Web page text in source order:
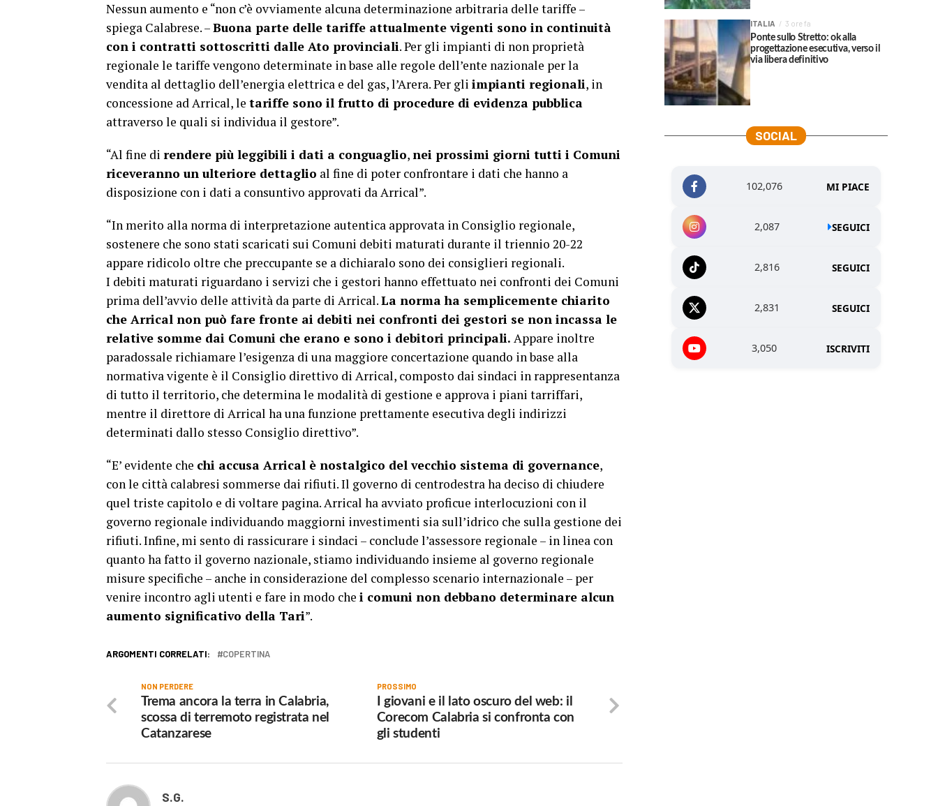
Nessun aumento e “non c’è ovviamente alcuna determinazione arbitraria delle tariffe –
spiega Calabrese. –Buona parte delle tariffe attualmente vigenti sono in continuità
con i contratti sottoscritti dalle Ato provinciali. Per gli impianti di non proprietà
regionale le tariffe vengono determinate in base alle regole dell’ente nazionale per la
vendita al dettaglio dell’energia elettrica e del gas, l’Arera. Per gli impianti regionali, in
concessione ad Arrical, le tariffe sono il frutto di procedure di evidenza pubblica
attraverso le quali si individua il gestore”.
“Al fine di rendere più leggibili i dati a conguaglio,nei prossimi giorni tutti i Comuni
riceveranno un ulteriore dettaglio al fine di poter confrontare i dati che hanno a
disposizione con i dati a consuntivo approvati da Arrical”.
“In merito alla norma di interpretazione autentica approvata in Consiglio regionale,
sostenere che sono stati scaricati sui Comuni debiti maturati durante il triennio 20-22
appare ridicolo oltre che preccupante se a dichiaralo sono dei consiglieri regionali.
I debiti maturati riguardano i servizi che i gestori hanno effettuato nei confronti dei Comuni
prima dell’avvio delle attività da parte di Arrical.La norma ha semplicemente chiarito
che Arrical non può fare fronte ai debiti nei confronti dei gestori se non incassa le
relative somme dai Comuni che erano e sono i debitori principali. Appare inoltre
paradossale richiamare l’esigenza di una maggiore concertazione quando in base alla
normativa vigente è il Consiglio direttivo di Arrical, composto dai sindaci in rappresentanza
di tutto il territorio, che determina le modalità di gestione e approva i piani tarriffari,
mentre il direttore di Arrical ha una funzione prettamente esecutiva degli indirizzi
determinati dallo stesso Consiglio direttivo”.
“E’ evidente che chi accusa Arrical è nostalgico del vecchio sistema di governance,
con le città calabresi sommerse dai rifiuti. Il governo di centrodestra ha deciso di chiudere
quel triste capitolo e di voltare pagina. Arrical ha avviato proficue interlocuzioni con il
governo regionale individuando maggiorni investimenti sia sull’idrico che sulla gestione dei
rifiuti. Infine, mi sento di rassicurare i sindaci – conclude l’assessore regionale – in linea con
quanto ha fatto il governo nazionale, stiamo individuando insieme al governo regionale
misure specifiche – anche in considerazione del complesso scenario internazionale – per
venire incontro agli utenti e fare in modo che i comuni non debbano determinare alcun
aumento significativo della Tari”.
ARGOMENTI CORRELATI: COPERTINA
PROSSIMO
I giovani e il lato oscuro del web: il
Corecom Calabria si confronta con
gli studenti
NON PERDERE
Trema ancora la terra in Calabria,
scossa di terremoto registrata nel
Catanzarese
S.G.
ITALIA 3 ore fa
Ponte sullo Stretto: ok alla
progettazione esecutiva, verso il
via libera definitivo
SOCIAL
102,076 MI PIACE
2,087 SEGUICI
2,816 SEGUICI
2,831 SEGUICI
3,050 ISCRIVITI